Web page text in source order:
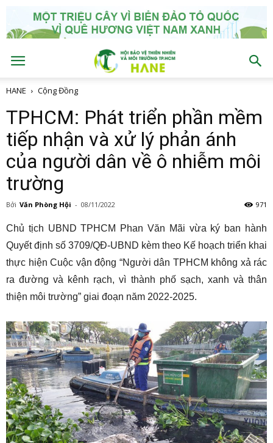
HANE Cộng Đồng
TPHCM: Phát triển phần mềm
tiếp nhận và xử lý phản ánh
của người dân về ô nhiễm môi
trường
Bởi Văn Phòng Hội - 08/11/2022 971
Chủ tịch UBND TPHCM Phan Văn Mãi vừa ký ban hành
Quyết định số 3709/QĐ-UBND kèm theo Kế hoạch triển khai
thực hiện Cuộc vận động “Người dân TPHCM không xả rác
ra đường và kênh rạch, vì thành phố sạch, xanh và thân
thiện môi trường” giai đoạn năm 2022-2025.